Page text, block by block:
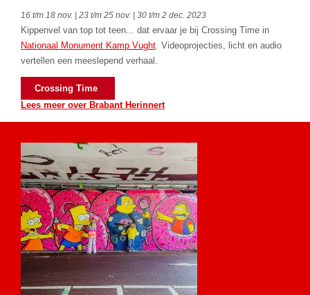
16 t/m 18 nov. | 23 t/m 25 nov. | 30 t/m 2 dec. 2023
Kippenvel van top tot teen... dat ervaar je bij Crossing Time in
Nationaal Monument Kamp Vught. Videoprojecties, licht en audio
vertellen een meeslepend verhaal.
Crossing Time
Lees meer over Brabant Herinnert